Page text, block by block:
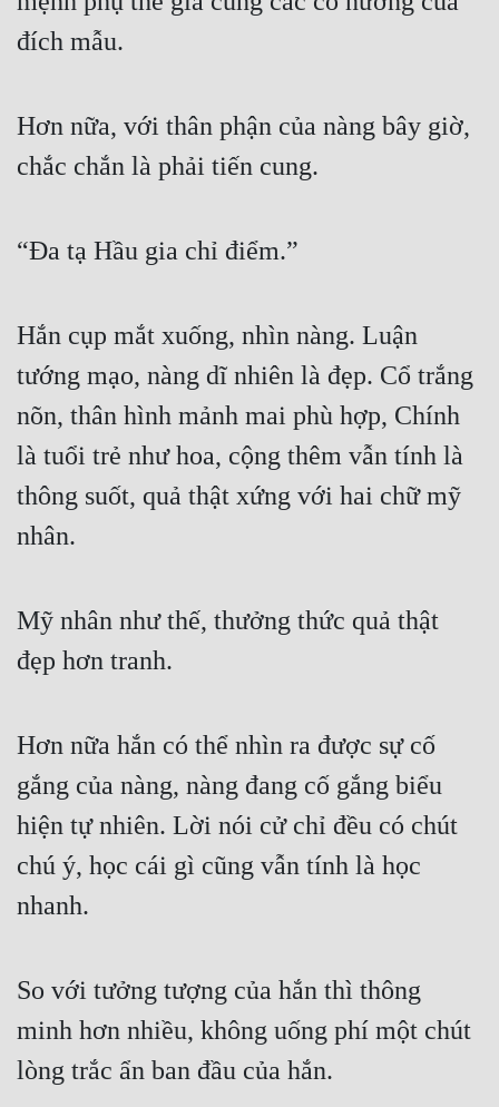
đích mẫu.
Hơn nữa, với thân phận của nàng bây giờ,
chắc chắn là phải tiến cung.
“Đa tạ Hầu gia chỉ điểm.”
Hắn cụp mắt xuống, nhìn nàng. Luận
tướng mạo, nàng dĩ nhiên là đẹp. Cổ trắng
nõn, thân hình mảnh mai phù hợp, Chính
là tuổi trẻ như hoa, cộng thêm vẫn tính là
thông suốt, quả thật xứng với hai chữ mỹ
nhân.
Mỹ nhân như thế, thưởng thức quả thật
đẹp hơn tranh.
Hơn nữa hắn có thể nhìn ra được sự cố
gắng của nàng, nàng đang cố gắng biểu
hiện tự nhiên. Lời nói cử chỉ đều có chút
chú ý, học cái gì cũng vẫn tính là học
nhanh.
So với tưởng tượng của hắn thì thông
minh hơn nhiều, không uống phí một chút
lòng trắc ẩn ban đầu của hắn.